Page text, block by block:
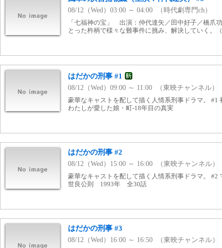
08/12（Wed）03:00 ～ 04:00 （時代劇専門ch）
「七福神の宝」 出演：仲代達矢／田中好子／橋
とった杵柄で様々な難事件に挑み、解決していく。
はだかの刑事 #1
08/12（Wed）09:00 ～ 11:00 （東映チャンネル）
豪華なキャストを配して描く人情系刑事ドラマ。 #1
わたしが愛した娘・町-18年目の真実
はだかの刑事 #2
08/12（Wed）15:00 ～ 16:00 （東映チャンネル）
豪華なキャストを配して描く人情系刑事ドラマ。 #2
世良公則 1993年 全30話
はだかの刑事 #3
08/12（Wed）16:00 ～ 16:50 （東映チャンネル）